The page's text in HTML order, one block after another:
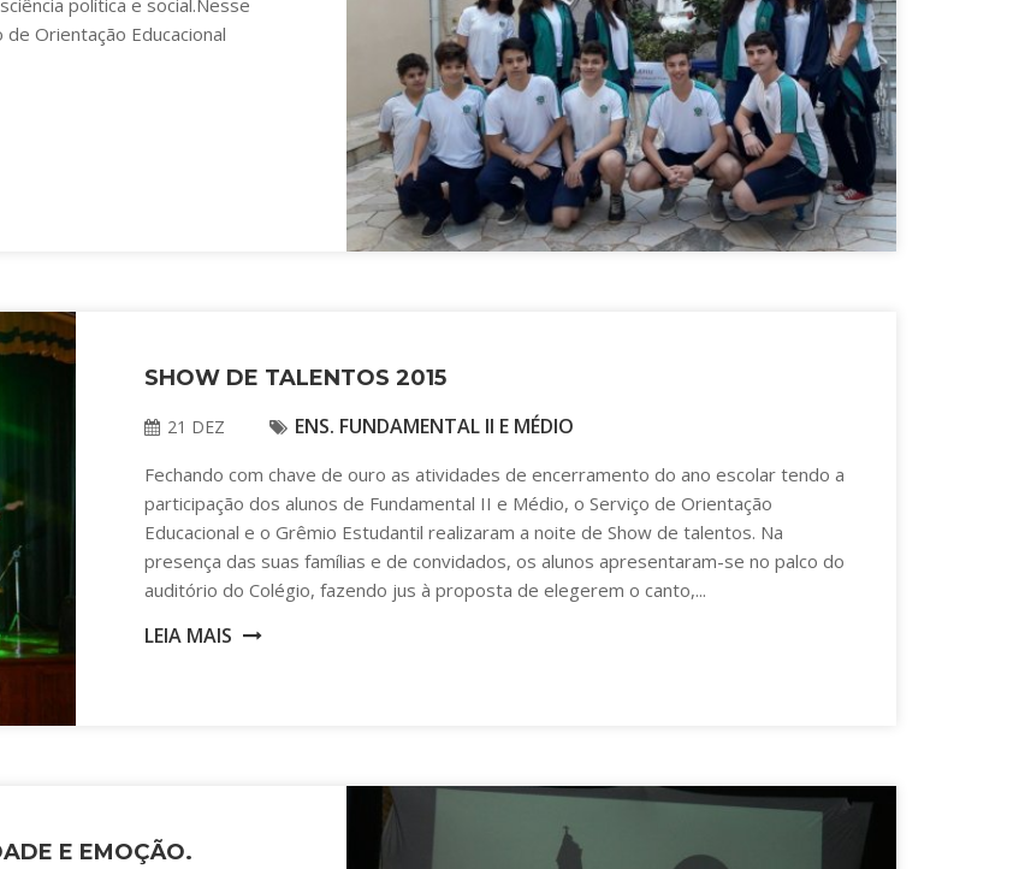
política e social.Nesse
Orientação Educacional
SHOW DE TALENTOS 2015
21 DEZ ENS. FUNDAMENTAL II E MÉDIO
Fechando com chave de ouro as atividades de encerramento do ano escolar tendo a
participação dos alunos de Fundamental II e Médio, o Serviço de Orientação
Educacional e o Grêmio Estudantil realizaram a noite de Show de talentos. Na
presença das suas famílias e de convidados, os alunos apresentaram-se no palco do
auditório do Colégio, fazendo jus à proposta de elegerem o canto,...
LEIA MAIS
E EMOÇÃO.